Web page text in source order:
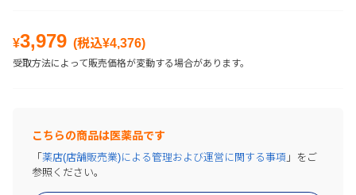
¥3,979 (税込¥4,376)
受取方法によって販売価格が変動する場合があります。
こちらの商品は医薬品です
「 薬店(店舗販売業)による管理および運営に関する事項 」をご
参照ください。